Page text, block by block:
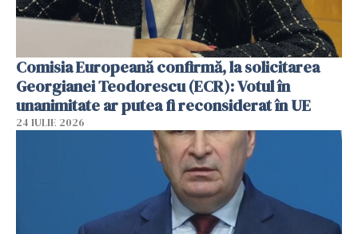
Comisia Europeană confirmă, la solicitarea
Georgianei Teodorescu (ECR): Votul în
unanimitate ar putea fi reconsiderat în UE
24 IULIE 2026